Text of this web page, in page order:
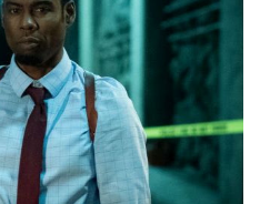
Daniela Craiga. Cesta za dalším
díky finančním problémům MGM
čekal, nicméně Skyfall je tady.